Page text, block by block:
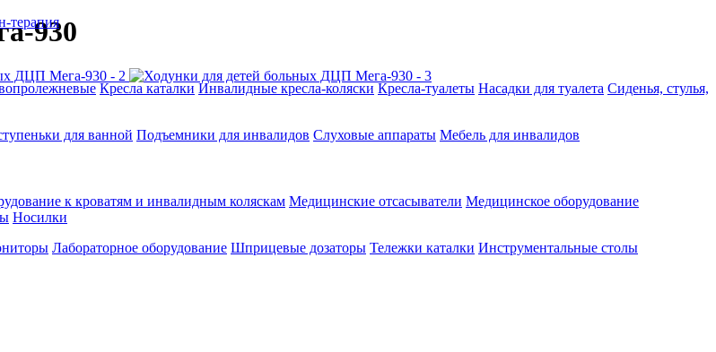
терапия
Кресла каталки Инвалидные кресла-коляски Кресла-туалеты Насадки для туалета Сиденья, стулья,
для ванной Подъемники для инвалидов Слуховые аппараты Мебель для инвалидов
к кроватям и инвалидным коляскам Медицинские отсасыватели Медицинское оборудование
Носилки
Лабораторное оборудование Шприцевые дозаторы Тележки каталки Инструментальные столы
930